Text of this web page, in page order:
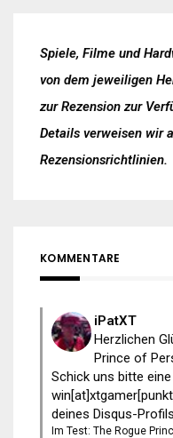
Spiele, Filme und
von dem jeweiligen
zur Rezension zur
Details verweisen wir
Rezensionsrichtlinien.
KOMMENTARE
iPatXT
Herzlichen
Prince of
Schick uns bitte
deines Disqus-
Im Test: The Rogue